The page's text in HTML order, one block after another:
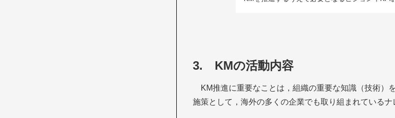
3. KMの活動内容
KM推進に重要なことは，組織の重要な知識（技術）
施策として，海外の多くの企業でも取り組まれている